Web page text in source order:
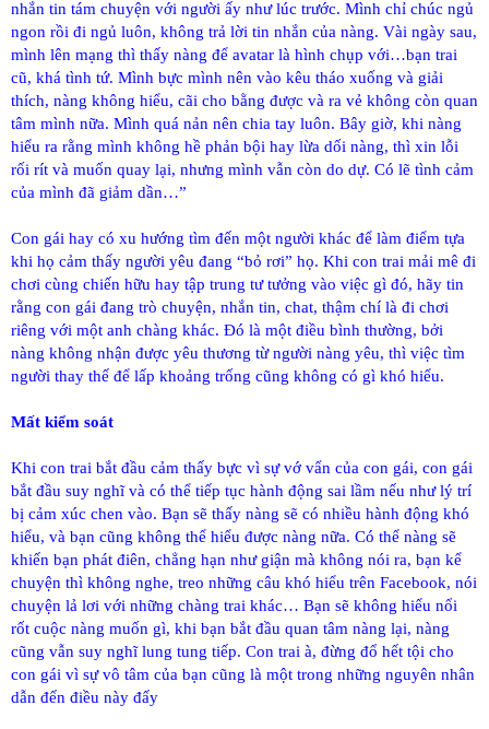
nhắn tin tám chuyện với người ấy như lúc trước. Mình chỉ chúc ngủ
ngon rồi đi ngủ luôn, không trả lời tin nhắn của nàng. Vài ngày sau,
mình lên mạng thì thấy nàng để avatar là hình chụp với…bạn trai
cũ, khá tình tứ. Mình bực mình nên vào kêu tháo xuống và giải
thích, nàng không hiểu, cãi cho bằng được và ra vẻ không còn quan
tâm mình nữa. Mình quá nản nên chia tay luôn. Bây giờ, khi nàng
hiểu ra rằng mình không hề phản bội hay lừa dối nàng, thì xin lỗi
rối rít và muốn quay lại, nhưng mình vẫn còn do dự. Có lẽ tình cảm
của mình đã giảm dần…”
Con gái hay có xu hướng tìm đến một người khác để làm điểm tựa
khi họ cảm thấy người yêu đang “bỏ rơi” họ. Khi con trai mải mê đi
chơi cùng chiến hữu hay tập trung tư tưởng vào việc gì đó, hãy tin
rằng con gái đang trò chuyện, nhắn tin, chat, thậm chí là đi chơi
riêng với một anh chàng khác. Đó là một điều bình thường, bởi
nàng không nhận được yêu thương từ người nàng yêu, thì việc tìm
người thay thế để lấp khoảng trống cũng không có gì khó hiểu.
Mất kiểm soát
Khi con trai bắt đầu cảm thấy bực vì sự vớ vẩn của con gái, con gái
bắt đầu suy nghĩ và có thể tiếp tục hành động sai lầm nếu như lý trí
bị cảm xúc chen vào. Bạn sẽ thấy nàng sẽ có nhiều hành động khó
hiểu, và bạn cũng không thể hiểu được nàng nữa. Có thể nàng sẽ
khiến bạn phát điên, chẳng hạn như giận mà không nói ra, bạn kể
chuyện thì không nghe, treo những câu khó hiểu trên Facebook, nói
chuyện lả lơi với những chàng trai khác… Bạn sẽ không hiểu nổi
rốt cuộc nàng muốn gì, khi bạn bắt đầu quan tâm nàng lại, nàng
cũng vẫn suy nghĩ lung tung tiếp. Con trai à, đừng đổ hết tội cho
con gái vì sự vô tâm của bạn cũng là một trong những nguyên nhân
dẫn đến điều này đấy